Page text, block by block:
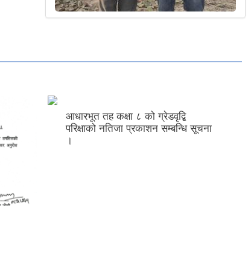
आधारभूत तह कक्षा ८ को ग्रेडवृद्बि
परिक्षाको नतिजा प्रकाशन सम्बन्धि सूचना
।